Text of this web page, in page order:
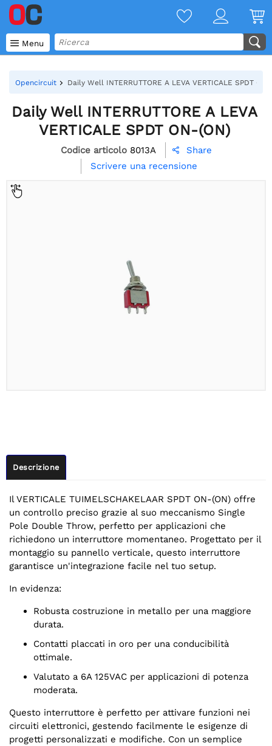
 Menu
Opencircuit Daily Well INTERRUTTORE A LEVA VERTICALE SPDT ON-
Daily Well INTERRUTTORE A LEVA
VERTICALE SPDT ON-(ON)
Codice articolo 8013A 
Share
Scrivere una recensione
Descrizione
Il VERTICALE TUIMELSCHAKELAAR SPDT ON-(ON) offre
un controllo preciso grazie al suo meccanismo Single
Pole Double Throw, perfetto per applicazioni che
richiedono un interruttore momentaneo. Progettato per il
montaggio su pannello verticale, questo interruttore
garantisce un'integrazione facile nel tuo setup.
In evidenza:
Robusta costruzione in metallo per una maggiore
durata.
Contatti placcati in oro per una conducibilità
ottimale.
Valutato a 6A 125VAC per applicazioni di potenza
moderata.
Questo interruttore è perfetto per attivare funzioni nei
circuiti elettronici, gestendo facilmente le esigenze di
progetti personalizzati e modifiche. Con un semplice